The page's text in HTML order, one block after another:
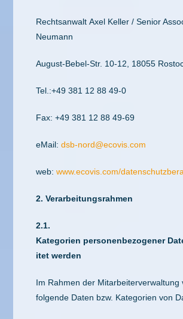
Rechtsanwalt Axel Keller / Senior
Neumann
August-Bebel-Str. 10-12, 18055
Tel.:+49 381 12 88 49-0
Fax: +49 381 12 88 49-69
eMail:dsb-nord@ecovis.com
web:www.ecovis.com/
2. Verarbeitungsrahmen
2.1.
Kategorien personenbezogener
itet werden
Im Rahmen der Mitarbeiterverwaltung
folgende Daten bzw. Kategorien von